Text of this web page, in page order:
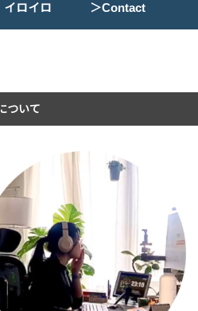
ロイロ ＞Contact
ついて